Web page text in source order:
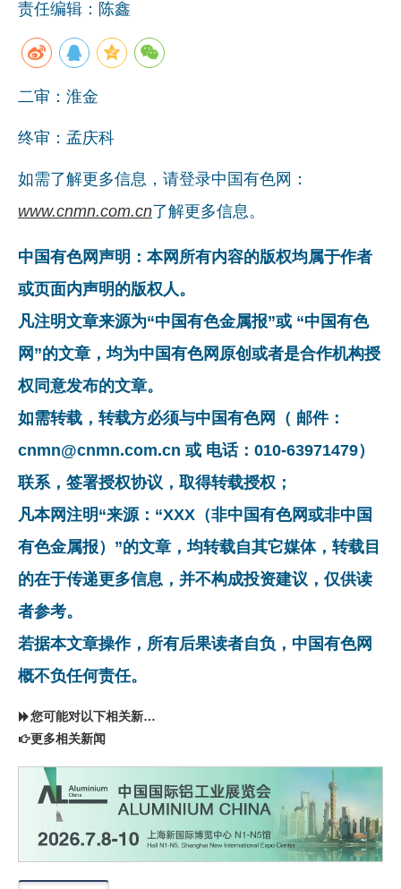
责任编辑：陈鑫
二审：淮金
终审：孟庆科
如需了解更多信息，请登录中国有色网：
www.cnmn.com.cn了解更多信息。
中国有色网声明：本网所有内容的版权均属于作者
或页面内声明的版权人。
凡注明文章来源为“中国有色金属报”或 “中国有色
网”的文章，均为中国有色网原创或者是合作机构授
权同意发布的文章。
如需转载，转载方必须与中国有色网（ 邮件：
cnmn@cnmn.com.cn 或 电话：010-63971479）
联系，签署授权协议，取得转载授权；
凡本网注明“来源：“XXX（非中国有色网或非中国
有色金属报）”的文章，均转载自其它媒体，转载目
的在于传递更多信息，并不构成投资建议，仅供读
者参考。
若据本文章操作，所有后果读者自负，中国有色网
概不负任何责任。
您可能对以下相关新闻同样感兴趣
更多相关新闻